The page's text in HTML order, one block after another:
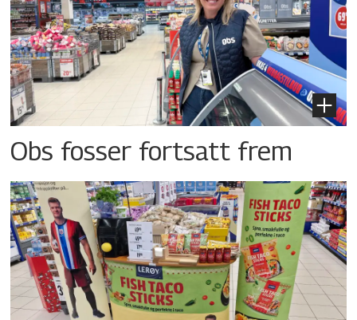
Obs fosser fortsatt frem